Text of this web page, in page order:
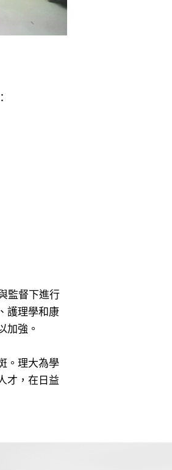
監督下進行
護理學和康
加強。
。理大為學
才，在日益